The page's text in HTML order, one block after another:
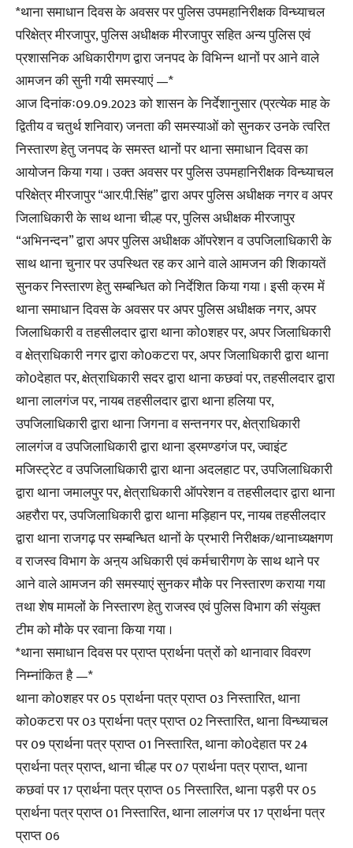
*थाना समाधान दिवस के अवसर पर पुलिस उपमहानिरीक्षक विन्ध्याचल
परिक्षेत्र मीरजापुर, पुलिस अधीक्षक मीरजापुर सहित अन्य पुलिस एवं
प्रशासनिक अधिकारीगण द्वारा जनपद के विभिन्न थानों पर आने वाले
आमजन की सुनी गयी समस्याएं —*
आज दिनांकः09.09.2023 को शासन के निर्देशानुसार (प्रत्येक माह के
द्वितीय व चतुर्थ शनिवार) जनता की समस्याओं को सुनकर उनके त्वरित
निस्तारण हेतु जनपद के समस्त थानों पर थाना समाधान दिवस का
आयोजन किया गया । उक्त अवसर पर पुलिस उपमहानिरीक्षक विन्ध्याचल
परिक्षेत्र मीरजापुर “आर.पी.सिंह” द्वारा अपर पुलिस अधीक्षक नगर व अपर
जिलाधिकारी के साथ थाना चील्ह पर, पुलिस अधीक्षक मीरजापुर
“अभिनन्दन” द्वारा अपर पुलिस अधीक्षक ऑपरेशन व उपजिलाधिकारी के
साथ थाना चुनार पर उपस्थित रह कर आने वाले आमजन की शिकायतें
सुनकर निस्तारण हेतु सम्बन्धित को निर्देशित किया गया । इसी क्रम में
थाना समाधान दिवस के अवसर पर अपर पुलिस अधीक्षक नगर, अपर
जिलाधिकारी व तहसीलदार द्वारा थाना को0शहर पर, अपर जिलाधिकारी
व क्षेत्राधिकारी नगर द्वारा को0कटरा पर, अपर जिलाधिकारी द्वारा थाना
को0देहात पर, क्षेत्राधिकारी सदर द्वारा थाना कछवां पर, तहसीलदार द्वारा
थाना लालगंज पर, नायब तहसीलदार द्वारा थाना हलिया पर,
उपजिलाधिकारी द्वारा थाना जिगना व सन्तनगर पर, क्षेत्राधिकारी
लालगंज व उपजिलाधिकारी द्वारा थाना ड्रमण्डगंज पर, ज्वाइंट
मजिस्ट्रेट व उपजिलाधिकारी द्वारा थाना अदलहाट पर, उपजिलाधिकारी
द्वारा थाना जमालपुर पर, क्षेत्राधिकारी ऑपरेशन व तहसीलदार द्वारा थाना
अहरौरा पर, उपजिलाधिकारी द्वारा थाना मड़िहान पर, नायब तहसीलदार
द्वारा थाना राजगढ़ पर सम्बन्धित थानों के प्रभारी निरीक्षक/थानाध्यक्षगण
व राजस्व विभाग के अऩ्य अधिकारी एवं कर्मचारीगण के साथ थाने पर
आने वाले आमजन की समस्याएं सुनकर मौके पर निस्तारण कराया गया
तथा शेष मामलों के निस्तारण हेतु राजस्व एवं पुलिस विभाग की संयुक्त
टीम को मौके पर रवाना किया गया ।
*थाना समाधान दिवस पर प्राप्त प्रार्थना पत्रों को थानावार विवरण
निम्नांकित है —*
थाना को0शहर पर 05 प्रार्थना पत्र प्राप्त 03 निस्तारित, थाना
को0कटरा पर 03 प्रार्थना पत्र प्राप्त 02 निस्तारित, थाना विन्ध्याचल
पर 09 प्रार्थना पत्र प्राप्त 01 निस्तारित, थाना को0देहात पर 24
प्रार्थना पत्र प्राप्त, थाना चील्ह पर 07 प्रार्थना पत्र प्राप्त, थाना
कछवां पर 17 प्रार्थना पत्र प्राप्त 05 निस्तारित, थाना पड़री पर 05
प्रार्थना पत्र प्राप्त 01 निस्तारित, थाना लालगंज पर 17 प्रार्थना पत्र
प्राप्त 06